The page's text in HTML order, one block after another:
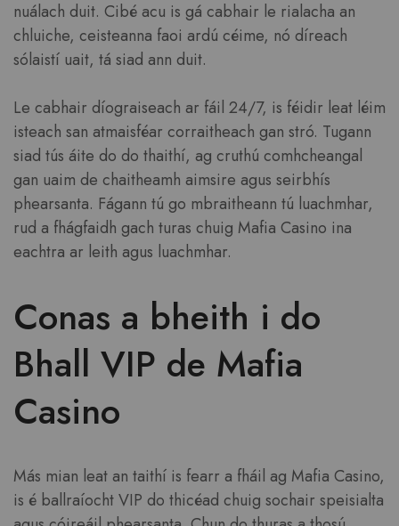
nuálach duit. Cibé acu is gá cabhair le rialacha an
chluiche, ceisteanna faoi ardú céime, nó díreach
sólaistí uait, tá siad ann duit.
Le cabhair díograiseach ar fáil 24/7, is féidir leat léim
isteach san atmaisféar corraitheach gan stró. Tugann
siad tús áite do do thaithí, ag cruthú comhcheangal
gan uaim de chaitheamh aimsire agus seirbhís
phearsanta. Fágann tú go mbraitheann tú luachmhar,
rud a fhágfaidh gach turas chuig Mafia Casino ina
eachtra ar leith agus luachmhar.
Conas a bheith i do
Bhall VIP de Mafia
Casino
Más mian leat an taithí is fearr a fháil ag Mafia Casino,
is é ballraíocht VIP do thicéad chuig sochair speisialta